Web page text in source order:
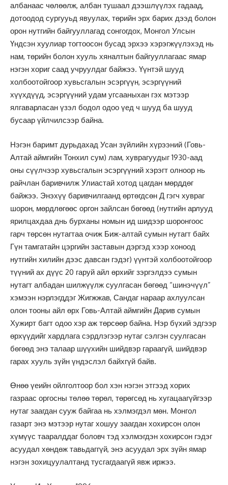
албанаас чөлөөлж, албан тушаал дээшлүүлэх гадаад,
дотоодод сургууьд явуулах, төрийн эрх барих дээд болон
орон нутгийн байгууллагад сонгогдох, Монгол Улсын
Үндсэн хуулиар тогтоосон бусад эрхээ хэрэгжүүлэхэд нь
нам, төрийн болон хууль хяналтын байгууллагаас ямар
нэгэн хориг саад учруулдаг байжээ. Үүнтэй шууд
холбоотойгоор хувьсгалын эсэргүүн, эсэргүүний
хүүхдүүд, эсэргүүний удам угсааныхан гэх мэтээр
ялгаварласан үзэл бодол одоо үед ч шууд ба шууд
бусаар үйлчилсээр байна.
Нэгэн баримт дурьдахад Усан зүйлийн хүрээний (Говь-
Алтай аймгийн Тонхил сум) лам, хуврагуудыг 1930-аад
оны сүүлчээр хувьсгалын эсэргүүний хэрэгт олноор нь
райчлан баривчилж Улиастай хотод цагдан мөрддөг
байжээ. Энэхүү баривчилгаанд өртөгдсөн Д гэгч хувраг
шорон, мөрдлөгөөс оргон зайлсан бөгөөд (нутгийн арлууд
ярилцахдаа днь бурханы номын ид шидээр шоронгоос
гарч төрсөн нутагтаа очиж Биж-алтай сумын нутагт байх
Гүн тамгатайн цэргийн заставын дэргэд хээр хоноод
нутгийн хилийн дээс давсан гэдэг) үүнтэй холбоотойгоор
түүний ах дүүс 20 гаруй айл өрхийг зэргэлдээ сумын
нутагт албадан шилжүүлж суулгасан бөгөөд “шинэчүүл”
хэмээн нэрлэгддэг Жигжжав, Сандаг нараар ахлуулсан
олон тооны айл өрх Говь-Алтай аймгийн Дарив сумын
Хужирт багт одоо хэр аж төрсөөр байна. Нэр бүхий эдгээр
өрхүүдийг хардлага сэрдлэгээр нутаг сэлгэн суулгасан
бөгөөд энэ талаар шүүхийн шийдвэр гараагүй, шийдвэр
гарах хууль зүйн үндэслэл байхгүй байв.
Өнөө үеийн ойлголтоор бол хэн нэгэн этгээд хорих
газраас оргосны төлөө төрөл, төрөгсөд нь хугацаагүйгээр
нутаг заагдан сууж байгаа нь хэлмэгдэл мөн. Монгол
газарт энэ мэтээр нутаг хошуу заагдан хохирсон олон
хүмүүс тааралддаг боловч тэд хэлмэгдэн хохирсон гэдэг
асуудал хөндөж тавьдаггүй, энэ асуудал эрх зүйн ямар
нэгэн зохицуулалтанд тусгагдаагүй явж иржээ.